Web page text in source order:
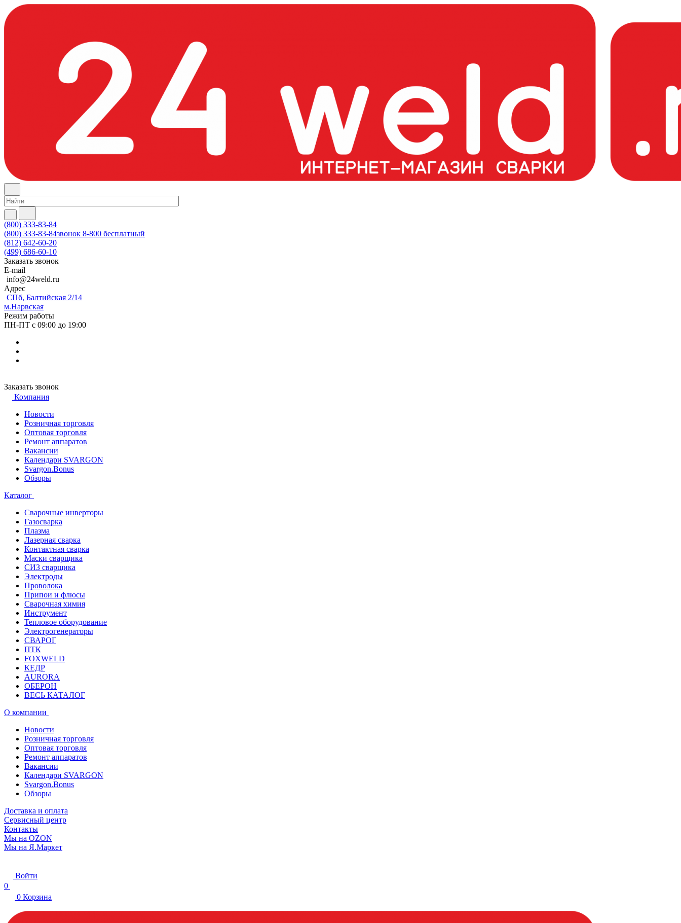
(800) 333-83-84
(800) 333-83-84звонок 8-800 бесплатный
(812) 642-60-20
(499) 686-60-10
Заказать звонок
E-mail
info@24weld.ru
Адрес
СПб, Балтийская 2/14
м.Нарвская
Режим работы
ПН-ПТ с 09:00 до 19:00
Заказать звонок
Компания
Новости
Розничная торговля
Оптовая торговля
Ремонт аппаратов
Вакансии
Календари SVARGON
Svargon.Bonus
Обзоры
Каталог
Сварочные инверторы
Газосварка
Плазма
Лазерная сварка
Контактная сварка
Маски сварщика
СИЗ сварщика
Электроды
Проволока
Припои и флюсы
Сварочная химия
Инструмент
Тепловое оборудование
Электрогенераторы
СВАРОГ
ПТК
FOXWELD
КЕДР
AURORA
ОБЕРОН
ВЕСЬ КАТАЛОГ
О компании
Новости
Розничная торговля
Оптовая торговля
Ремонт аппаратов
Вакансии
Календари SVARGON
Svargon.Bonus
Обзоры
Доставка и оплата
Сервисный центр
Контакты
Мы на OZON
Мы на Я.Маркет
Войти
0
0 Корзина